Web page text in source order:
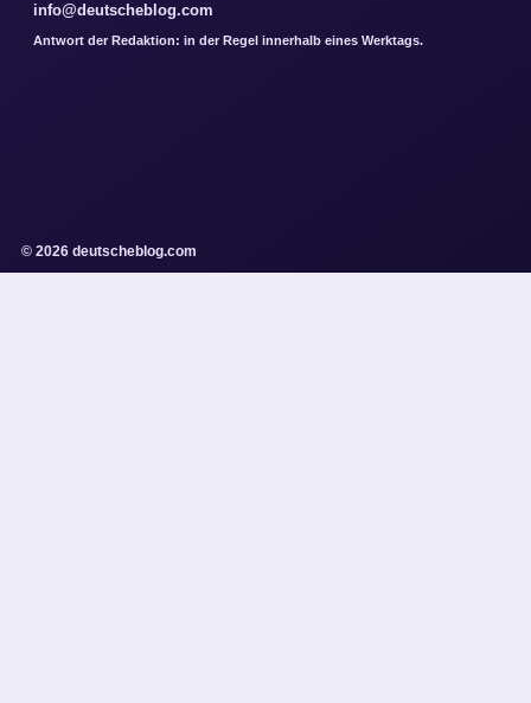
info@deutscheblog.com
Antwort der Redaktion: in der Regel innerhalb eines Werktags.
© 2026 deutscheblog.com